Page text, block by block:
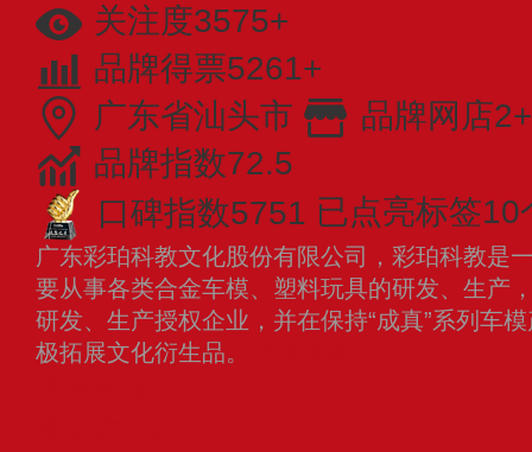
关注度3575+
品牌得票5261+
广东省汕头市
品牌网店2+
品牌指数72.5
口碑指数5751 已点亮标签10
广东彩珀科教文化股份有限公司，彩珀科教是
要从事各类合金车模、塑料玩具的研发、生产
研发、生产授权企业，并在保持“成真”系列车
极拓展文化衍生品。